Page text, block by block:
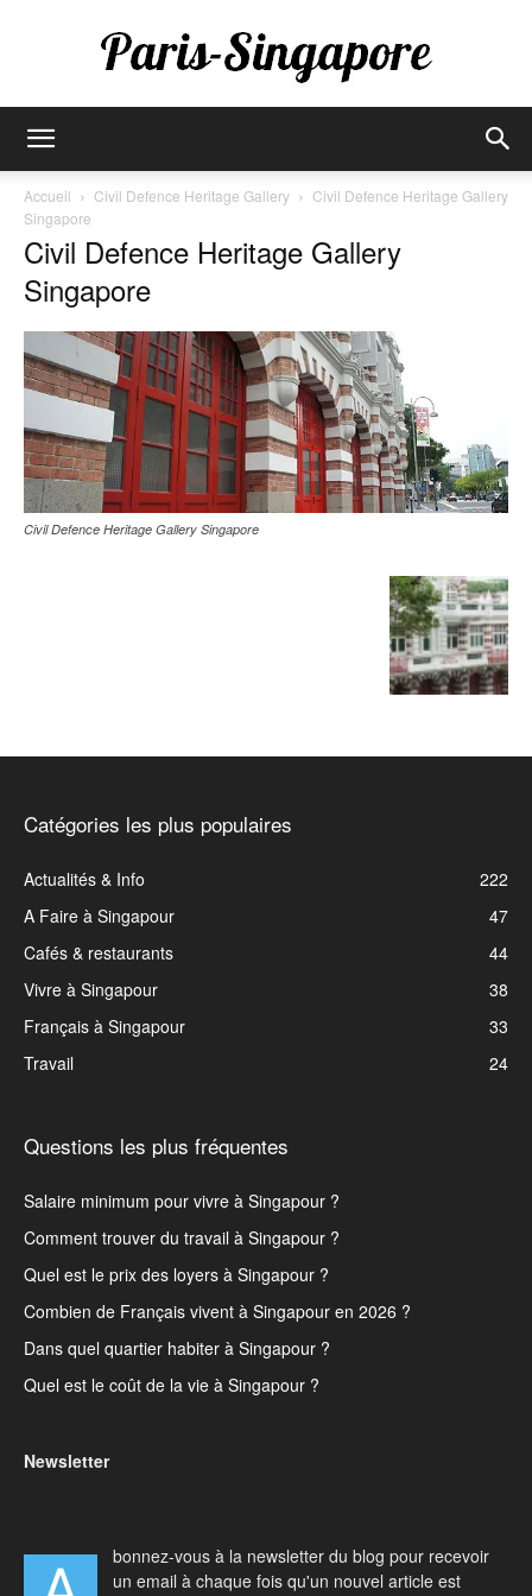
Singapore
Accueil Civil Defence Heritage Gallery
Civil Defence Heritage Gallery
Singapore
Civil Defence Heritage Gallery
Singapore
Civil Defence Heritage Gallery Singapore
Catégories les plus populaires
Actualités & Info
222
A Faire à Singapour
47
Cafés & restaurants
44
Vivre à Singapour
38
Français à Singapour
33
Travail
24
Questions les plus fréquentes
Salaire minimum pour vivre à Singapour ?
Comment trouver du travail à Singapour ?
Quel est le prix des loyers à Singapour ?
Combien de Français vivent à Singapour en 2026 ?
Dans quel quartier habiter à Singapour ?
Quel est le coût de la vie à Singapour ?
Newsletter
bonnez-vous à la newsletter du blog pour recevoir
un email à chaque fois qu'un nouvel article est